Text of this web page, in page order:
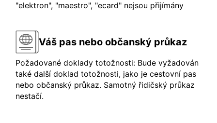
"elektron", "maestro", "ecard" nejsou přijímány
Váš pas nebo občanský průkaz
Požadované doklady totožnosti: Bude vyžadován
také další doklad totožnosti, jako je cestovní pas
nebo občanský průkaz. Samotný řidičský průkaz
nestačí.